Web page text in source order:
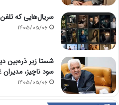
سریال‌هایی که
1405/05/06
شستا زیر ذره‌بین
سود ناچیز،
1405/05/06